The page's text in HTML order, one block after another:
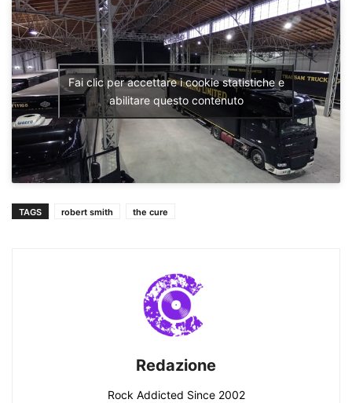
Fai clic per accettare i cookie statistiche e
abilitare questo contenuto
TAGS robert smith the cure
Redazione
Rock Addicted Since 2002